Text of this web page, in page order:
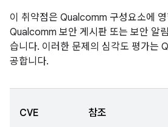
이 취약점은 Qualcomm 구성요소에
Qualcomm 보안 게시판 또는 보안 알
습니다. 이러한 문제의 심각도 평가는
공합니다.
CVE 참조